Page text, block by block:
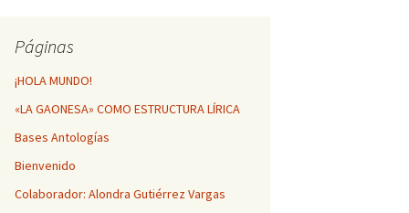
Páginas
¡HOLA MUNDO!
«LA GAONESA» COMO ESTRUCTURA LÍRICA
Bases Antologías
Bienvenido
Colaborador: Alondra Gutiérrez Vargas